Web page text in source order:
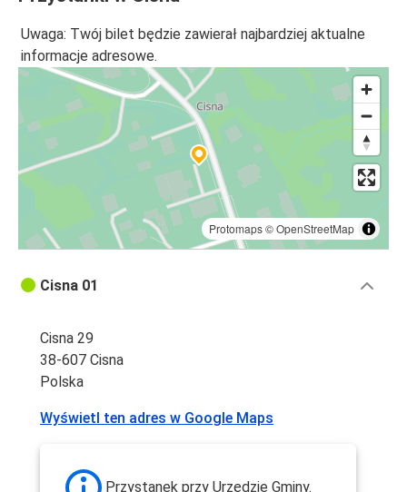
Uwaga: Twój bilet będzie zawierał najbardziej aktualne
informacje adresowe.
Protomaps©OpenStreetMap
Cisna 01
Cisna 29
38-607 Cisna
Polska
Wyświetl ten adres w Google Maps
Przystanek przy Urzędzie Gminy.